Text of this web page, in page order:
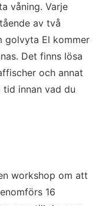
våning. Varje
av två
golvyta El kommer
Det finns lösa
och annat
innan vad du
workshop om att
16